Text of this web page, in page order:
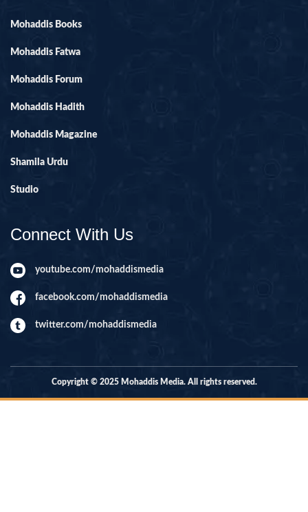
Mohaddis Books
Mohaddis Fatwa
Mohaddis Forum
Mohaddis Hadith
Mohaddis Magazine
Shamila Urdu
Studio
Connect With Us
youtube.com/mohaddismedia
facebook.com/mohaddismedia
twitter.com/mohaddismedia
Copyright © 2025 Mohaddis Media. All rights reserved.